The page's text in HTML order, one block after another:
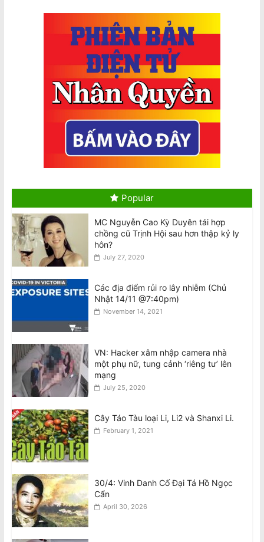
VHRN & DTD: Chính Quyền Cộng Sản
Việt Nam Trấn Áp và Bỏ Tù Các Nhà
Văn
August 7, 2026
VHRN & DTD: Vietnamese Communist
Imprisonment Of Writers
August 7, 2026
National Stroke Week: Thay đổi lối
phòng ngừa đột quỵ, theo nghiên cứu
National Stroke Week: ‘Siêu thực
phẩm’ giúp ngăn ngừa đột quỵ
Biểu Tình Phản Đối Chuyến Công Du
của Tô Lâm tại Úc, T.Bảy 8/8 @2pm
AVRNC: Phản Đối Tổng Bí Thư Kiêm
Chủ Tịch Nhà Nước CSVN Tô Lâm
Đến Úc Châu
Popular
MC Nguyễn Cao Kỳ Duyên tái hợp
chồng cũ Trịnh Hội sau hơn thập kỷ ly
hôn?
July 27, 2020
Các địa điểm rủi ro lây nhiễm (Chủ
Nhật 14/11 @7:40pm)
November 14, 2021
VN: Hacker xâm nhập camera nhà
một phụ nữ, tung cảnh ‘riêng tư’ lên
mạng
July 25, 2020
Cây Táo Tàu loại Li, Li2 và Shanxi Li.
February 1, 2021
30/4: Vinh Danh Cố Đại Tá Hồ Ngọc
Cẩn
April 30, 2026